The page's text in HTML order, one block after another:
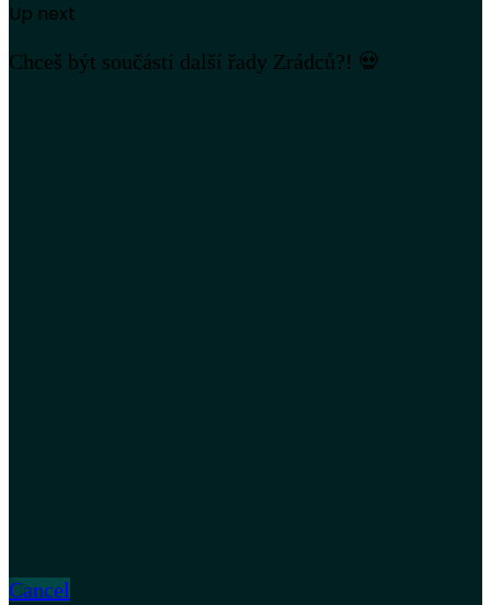
Up next
Chceš být součástí další řady Zrádců?! 💀
Cancel